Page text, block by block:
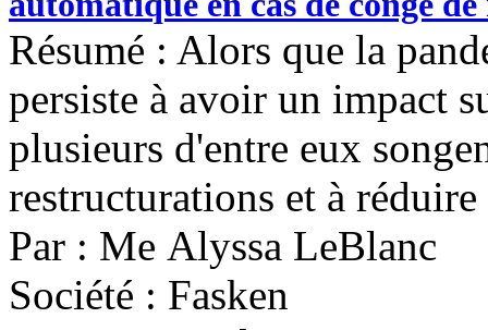
Résumé : Alors que la
persiste à avoir un impact
plusieurs d'entre eux
restructurations et à
Par : Me Alyssa LeBlanc
Société : Fasken